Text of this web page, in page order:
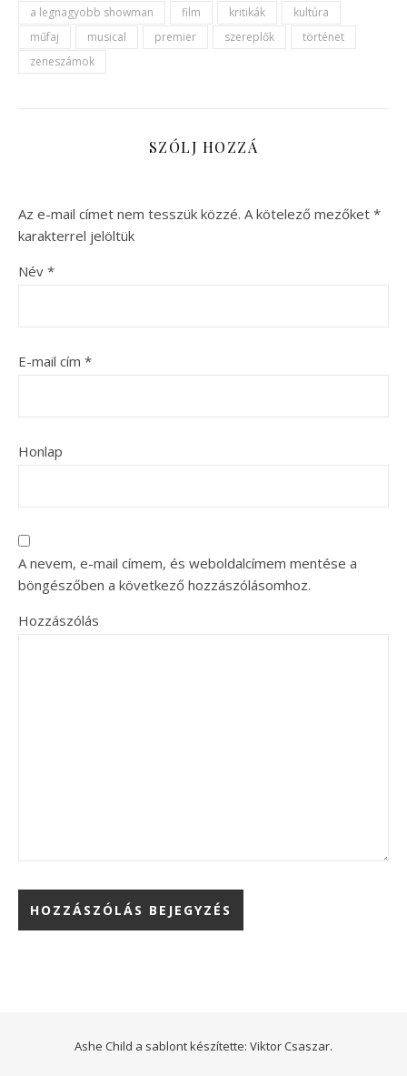
a legnagyobb showman film kritikák
kultúra
műfaj
musical premier szereplők
történet
zeneszámok
SZÓLJ HOZZÁ
Az e-mail címet nem tesszük közzé. A kötelező mezőket *
karakterrel jelöltük
Név *
E-mail cím *
Honlap
A nevem, e-mail címem, és weboldalcímem mentése a
böngészőben a következő hozzászólásomhoz.
Hozzászólás
Ashe Child a sablont készítette: Viktor Csaszar.